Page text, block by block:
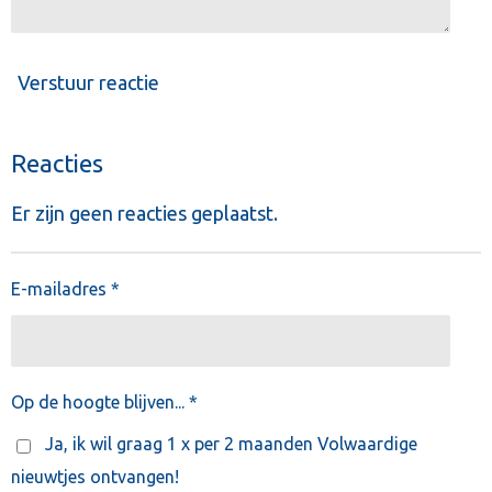
Verstuur reactie
Reacties
Er zijn geen reacties geplaatst.
E-mailadres *
Op de hoogte blijven... *
Ja, ik wil graag 1 x per 2 maanden Volwaardige
nieuwtjes ontvangen!